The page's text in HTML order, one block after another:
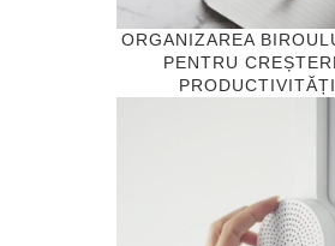
ORGANIZAREA
PENTRU